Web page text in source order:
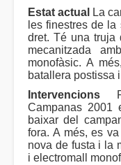
Estat actual
La
les finestres de
dret. Té una truja
mecanitzada
monofàsic. A
batallera postissa
Intervencions
Campanas 2001
baixar del
fora. A més, es
nova de fusta i la
i electromall